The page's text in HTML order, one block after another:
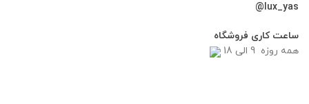
lux_yas@
ساعت کاری فروشگاه
همه روزه 9 الی 18